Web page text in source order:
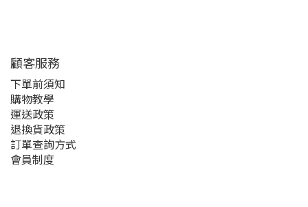
顧客服務
下單前須知
購物教學
運送政策
退換貨政策
訂單查詢方式
會員制度